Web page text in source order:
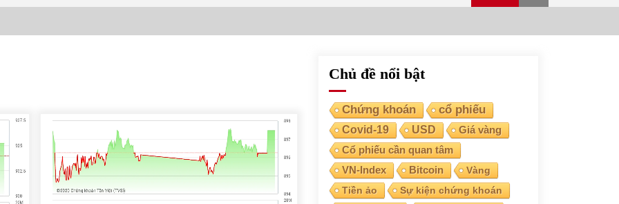
Top 10 mặt hàng Việt Nam xuất khẩu nhiều
nhất tháng 5/2022
Top 10 tỷ phú giàu nhất thế giới – Bảng xếp
hạng 2022
31/05/2022
Bất ổn từ các cuộc đấu giá đất ở Thanh Hoá
31/05/2022
S&P Ratings cập nhật xếp hạng tín nhiệm
Chứng khoán ngày 30/5/2022: Top 10 cổ
Chủ đề nổi bật
Chứng khoán cổ phiếu
Covid-19 USD
Giá vàng
Cổ phiếu cần quan tâm
VN-Index Bitcoin
Vàng
Tiền ảo
Sự kiện chứng khoán